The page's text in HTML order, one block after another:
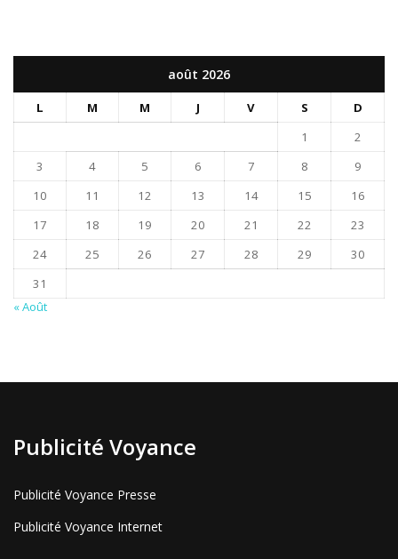
août 2026
L M M J V S
D
1
2
3
4 5 6 7 8
9
10
11 12 13 14 15
16
17
18 19 20 21 22
23
24
25 26 27 28 29
30
31
« Août
Publicité Voyance
Publicité Voyance Presse
Publicité Voyance Internet